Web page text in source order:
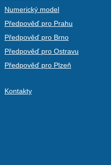
Numerický model
Předpověď pro Prahu
Předpověď pro Brno
Předpověď pro Ostravu
Předpověď pro Plzeň
Kontakty